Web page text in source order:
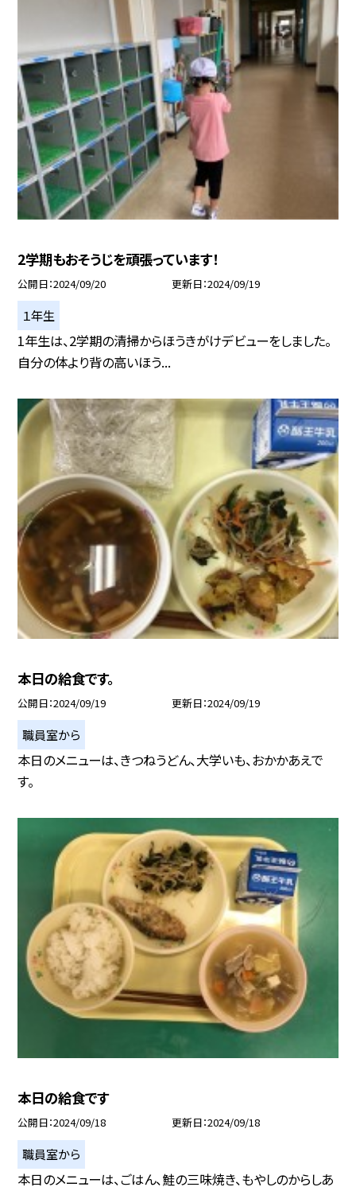
2学期もおそうじを頑張っています！
公開日 2024/09/20 更新日 2024/09/19
１年生
1年生は、2学期の清掃からほうきがけデビューをしました。
自分の体より背の高いほう...
本日の給食です。
公開日 2024/09/19 更新日 2024/09/19
職員室から
本日のメニューは、きつねうどん、大学いも、おかかあえで
す。
本日の給食です
公開日 2024/09/18 更新日 2024/09/18
職員室から
本日のメニューは、ごはん、鮭の三味焼き、もやしのからしあ